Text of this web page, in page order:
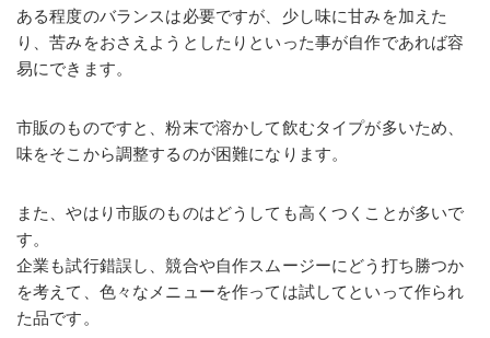
ある程度のバランスは必要ですが、少し味に甘みを加えた
り、苦みをおさえようとしたりといった事が自作であれば容
易にできます。
市販のものですと、粉末で溶かして飲むタイプが多いため、
味をそこから調整するのが困難になります。
また、やはり市販のものはどうしても高くつくことが多いで
す。
企業も試行錯誤し、競合や自作スムージーにどう打ち勝つか
を考えて、色々なメニューを作っては試してといって作られ
た品です。